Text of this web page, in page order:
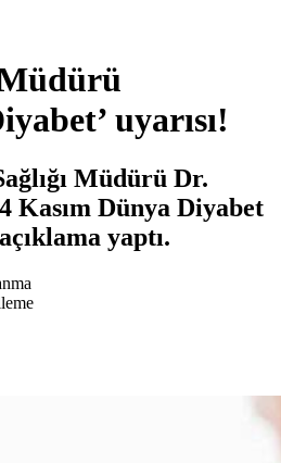
uyarısı!
Müdürü Dr.
Kasım Dünya Diyabet
yaptı.